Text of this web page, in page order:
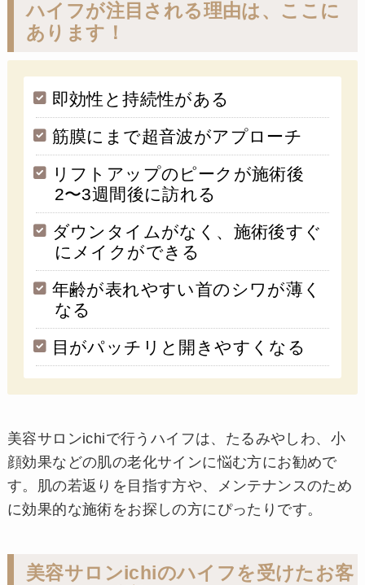
ハイフが注目される理由は、ここに
あります！
即効性と持続性がある
筋膜にまで超音波がアプローチ
リフトアップのピークが施術後
2〜3週間後に訪れる
ダウンタイムがなく、施術後すぐ
にメイクができる
年齢が表れやすい首のシワが薄く
なる
目がパッチリと開きやすくなる
美容サロンichiで行うハイフは、たるみやしわ、小
顔効果などの肌の老化サインに悩む方にお勧めで
す。肌の若返りを目指す方や、メンテナンスのため
に効果的な施術をお探しの方にぴったりです。
美容サロンichiのハイフを受けたお客